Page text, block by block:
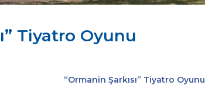
Tiyatro Oyunu
“Ormanin Şarkısı” Tiyatro Oyunu